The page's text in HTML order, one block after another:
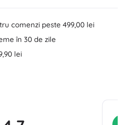
comenzi peste 499,00 lei
în 30 de zile
lei